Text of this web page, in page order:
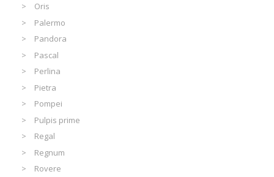
Oris
Palermo
Pandora
Pascal
Perlina
Pietra
Pompei
Pulpis prime
Regal
Regnum
Rovere